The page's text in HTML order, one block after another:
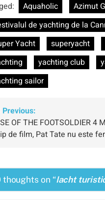
Aquaholic Azimut
de yachting de la
Yacht
superyacht
yachting club
sailor
Previous:
OF THE FOOTSOLDIER 4
de film, Pat Tate nu este
thoughts on “Iacht